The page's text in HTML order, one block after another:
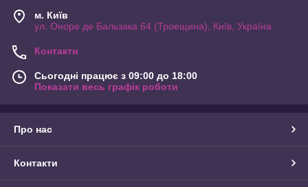
м. Київ
ул. Оноре де Бальзака 64 (Троещина), Київ, Україна
Контакти
Сьогодні працює з 09:00 до 18:00
Показати весь графік роботи
Про нас
Контакти